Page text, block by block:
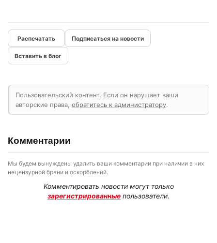
Подписаться на новости
Вставить в блог
Пользовательский контент. Если он нарушает ваши
авторские права, обратитесь к администратору.
Комментарии
Мы будем вынуждены удалить ваши комментарии при наличии в них
нецензурной брани и оскорблений.
Комментировать новости могут только
зарегистрированные пользователи.